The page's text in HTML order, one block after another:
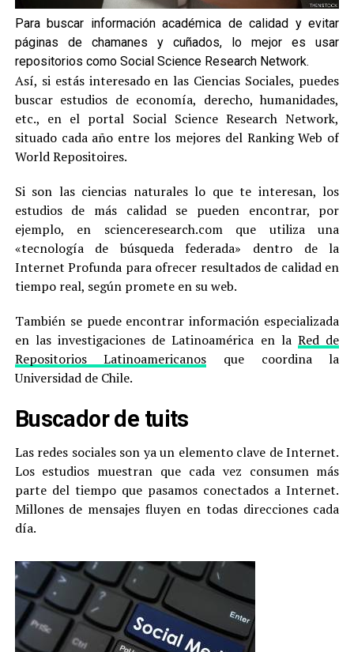
Para buscar información académica de calidad y evitar
páginas de chamanes y cuñados, lo mejor es usar
repositorios como Social Science Research Network.
Así, si estás interesado en las Ciencias Sociales, puedes
buscar estudios de economía, derecho, humanidades,
etc., en el portal Social Science Research Network,
situado cada año entre los mejores del Ranking Web of
World Repositoires.
Si son las ciencias naturales lo que te interesan, los
estudios de más calidad se pueden encontrar, por
ejemplo, en scienceresearch.com que utiliza una
«tecnología de búsqueda federada» dentro de la
Internet Profunda para ofrecer resultados de calidad en
tiempo real, según promete en su web.
También se puede encontrar información especializada
en las investigaciones de Latinoamérica en laRed de
Repositorios Latinoamericanos que coordina la
Universidad de Chile.
Buscador de tuits
Las redes sociales son ya un elemento clave de Internet.
Los estudios muestran que cada vez consumen más
parte del tiempo que pasamos conectados a Internet.
Millones de mensajes fluyen en todas direcciones cada
día.